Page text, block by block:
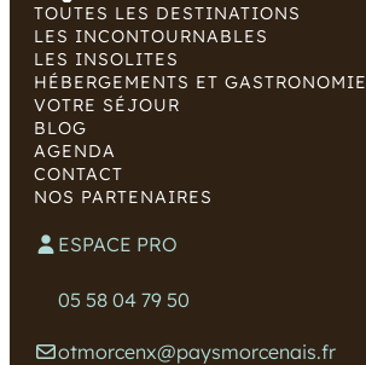
TOUTES LES DESTINATIONS
LES INCONTOURNABLES
LES INSOLITES
HÉBERGEMENTS ET GASTRONOMIE
VOTRE SÉJOUR
BLOG
AGENDA
CONTACT
NOS PARTENAIRES
ESPACE PRO
05 58 04 79 50
otmorcenx@paysmorcenais.fr